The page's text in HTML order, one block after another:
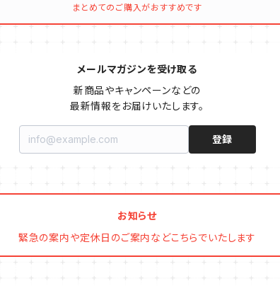
まとめてのご購入がおすすめです
メールマガジンを受け取る
新商品やキャンペーンなどの
最新情報をお届けいたします。
登録
お知らせ
緊急の案内や定休日のご案内などこちらでいたします